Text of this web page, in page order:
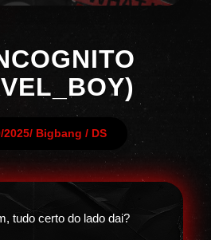
/ Bigbang / DS
tudo certo do lado dai?